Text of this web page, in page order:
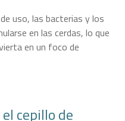
uso, las bacterias y los
en las cerdas, lo que
en un foco de
cepillo de